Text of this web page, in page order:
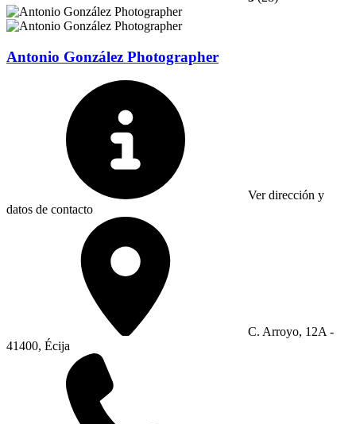
Antonio González Photographer
Ver dirección y
datos de contacto
C. Arroyo, 12A -
41400, Écija